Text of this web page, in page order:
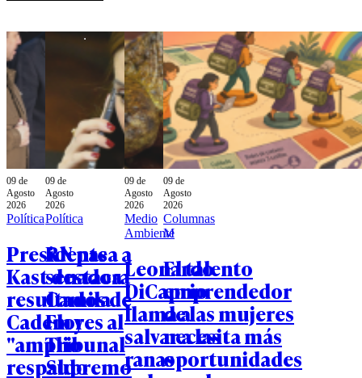
09 de
Agosto
2026
Política
Presidente
Kast destaca
resultados de
Cadem y
"amplio
respaldo
09 de
Agosto
2026
Política
RN pasa a
senadora
Camila
Flores al
Tribunal
Supremo
09 de
Agosto
2026
Medio
Ambiente
Leonardo
DiCaprio
llama a
salvar a las
ranas
09 de
Agosto
2026
Columnas
M
El talento
emprendedor
de las mujeres
necesita más
oportunidades